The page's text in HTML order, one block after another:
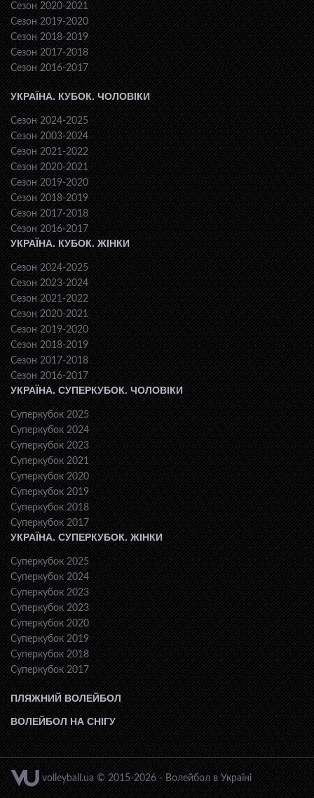
Сезон 2020-2021
Сезон 2019-2020
Сезон 2018-2019
Сезон 2017-2018
Сезон 2016-2017
УКРАЇНА. КУБОК. ЧОЛОВІКИ
Сезон 2024-2025
Сезон 2003-2024
Сезон 2021-2022
Сезон 2020-2021
Сезон 2019-2020
Сезон 2018-2019
Сезон 2017-2018
Сезон 2016-2017
УКРАЇНА. КУБОК. ЖІНКИ
Сезон 2024-2025
Сезон 2023-2024
Сезон 2021-2022
Сезон 2020-2021
Сезон 2019-2020
Сезон 2018-2019
Сезон 2017-2018
Сезон 2016-2017
УКРАЇНА. СУПЕРКУБОК. ЧОЛОВІКИ
Суперкубок 2025
Суперкубок 2024
Суперкубок 2023
Суперкубок 2021
Суперкубок 2020
Суперкубок 2019
Суперкубок 2018
Суперкубок 2017
УКРАЇНА. СУПЕРКУБОК. ЖІНКИ
Суперкубок 2025
Суперкубок 2024
Суперкубок 2023
Суперкубок 2023
Суперкубок 2020
Суперкубок 2019
Суперкубок 2018
Суперкубок 2017
ПЛЯЖНИЙ ВОЛЕЙБОЛ
ВОЛЕЙБОЛ НА СНІГУ
volleyball.ua © 2015-2026 - Волейбол в Україні